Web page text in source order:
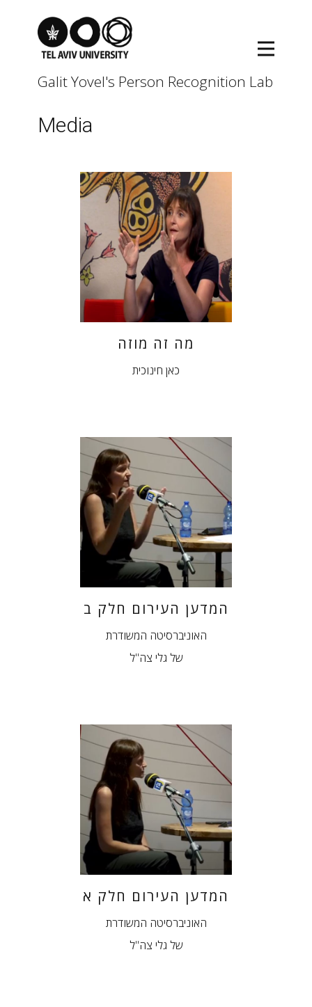
Galit Yovel's Person Recognition Lab
Media
מה זה מוזה
כאן חינוכית
המדען העירום חלק ב
האוניברסיטה המשודרת
של גלי צה"ל
המדען העירום חלק א
האוניברסיטה המשודרת
של גלי צה"ל